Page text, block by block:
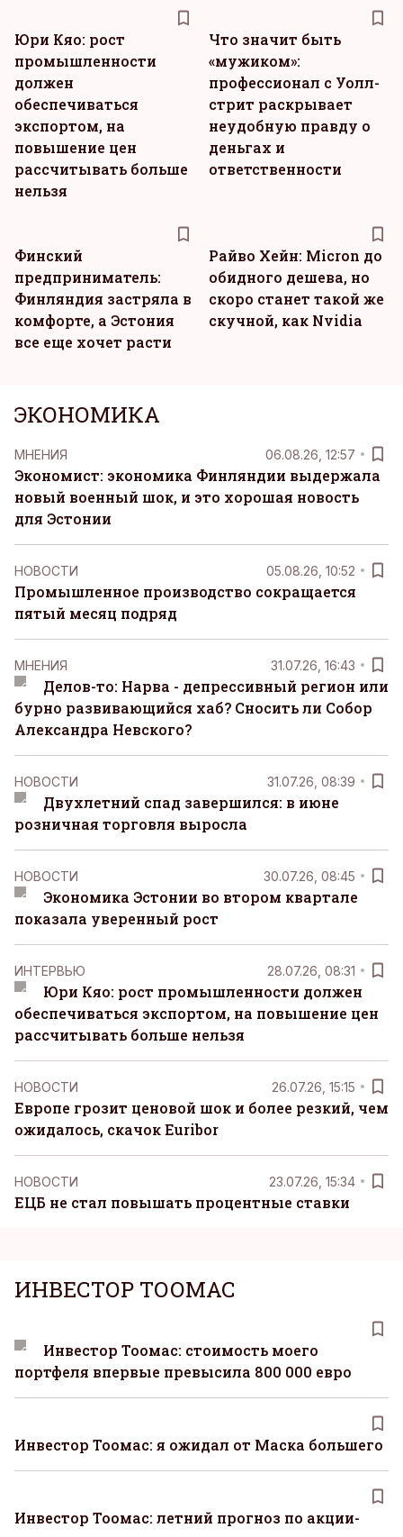
Юри Кяо: рост
промышленности
должен
обеспечиваться
экспортом, на
повышение цен
рассчитывать больше
нельзя
Что значит быть
«мужиком»:
профессионал с Уолл-
стрит раскрывает
неудобную правду о
деньгах и
ответственности
Финский
предприниматель:
Финляндия застряла в
комфорте, а Эстония
все еще хочет расти
Райво Хейн: Micron до
обидного дешева, но
скоро станет такой же
скучной, как Nvidia
ЭКОНОМИКА
MНЕНИЯ 06.08.26, 12:57
Экономист: экономика Финляндии выдержала
новый военный шок, и это хорошая новость
для Эстонии
НОВОСТИ 05.08.26, 10:52
Промышленное производство сокращается
пятый месяц подряд
MНЕНИЯ 31.07.26, 16:43
Делов-то: Нарва - депрессивный регион или
бурно развивающийся хаб? Сносить ли Собор
Александра Невского?
НОВОСТИ 31.07.26, 08:39
Двухлетний спад завершился: в июне
розничная торговля выросла
НОВОСТИ 30.07.26, 08:45
Экономика Эстонии во втором квартале
показала уверенный рост
ИНТЕРВЬЮ 28.07.26, 08:31
Юри Кяо: рост промышленности должен
обеспечиваться экспортом, на повышение цен
рассчитывать больше нельзя
НОВОСТИ 26.07.26, 15:15
Европе грозит ценовой шок и более резкий, чем
ожидалось, скачок Euribor
НОВОСТИ 23.07.26, 15:34
ЕЦБ не стал повышать процентные ставки
ИНВЕСТОР ТООМАС
Инвестор Тоомас: стоимость моего
портфеля впервые превысила 800 000 евро
Инвестор Тоомас: я ожидал от Маска большего
Инвестор Тоомас: летний прогноз по акции-